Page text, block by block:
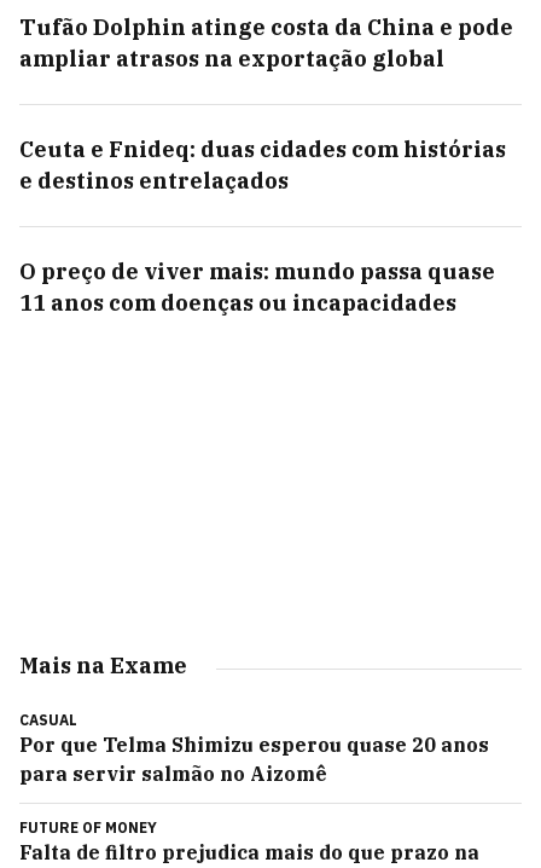
Tufão Dolphin atinge costa da China e pode
ampliar atrasos na exportação global
Ceuta e Fnideq: duas cidades com histórias
e destinos entrelaçados
O preço de viver mais: mundo passa quase
11 anos com doenças ou incapacidades
Mais na Exame
CASUAL
Por que Telma Shimizu esperou quase 20 anos
para servir salmão no Aizomê
FUTURE OF MONEY
Falta de filtro prejudica mais do que prazo na